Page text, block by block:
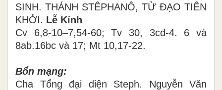
SINH. THÁNH STÊPHANÔ, TỬ ĐẠO TIÊN
KHỞI. Lễ Kính
Cv 6,8-10–7,54-60; Tv 30, 3cd-4. 6 và
8ab.16bc và 17; Mt 10,17-22.
Bổn mạng:
Cha Tổng đại diện Steph. Nguyễn Văn